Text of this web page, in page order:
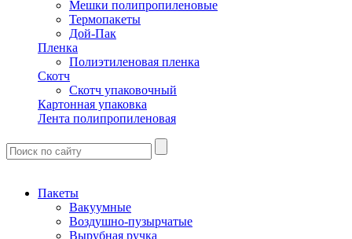
Мешки полипропиленовые
Термопакеты
Дой-Пак
Пленка
Полиэтиленовая пленка
Скотч
Скотч упаковочный
Картонная упаковка
Лента полипропиленовая
Пакеты
Вакуумные
Воздушно-пузырчатые
Вырубная ручка